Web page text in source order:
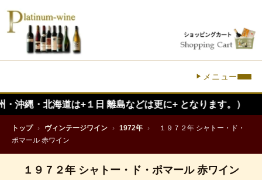
メニュー
道は+１日 離島などは更に+ となります。）
トップ › ヴィンテージワイン › 1972年 ›
１９７２年 シャトー・ド・
ポマール 赤ワイン
１９７２年 シャトー・ド・ポマール 赤ワイン